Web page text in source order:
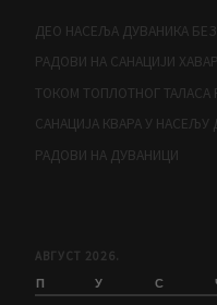
ДЕО НАСЕЉА ДУВАНИКА
РАДОВИ НА САНАЦИЈИ
ТОКОМ ТОПЛОТНОГ
САНАЦИЈА КВАРА У НАСЕЉУ
РАДОВИ НА ДУВАНИЦИ
АВГУСТ 2026.
П У С